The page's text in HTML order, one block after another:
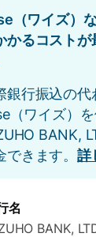
（ワイズ）
かるコストが
銀行振込の代
（ワイズ）
BANK,
できます。詳
名
BANK,